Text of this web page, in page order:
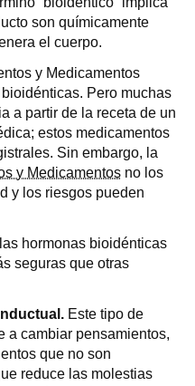
son químicamente
el cuerpo.
y Medicamentos
Pero muchas
a partir de la receta de un
estos medicamentos
Sin embargo, la
y Medicamentos no los
y los riesgos pueden
hormonas bioidénticas
seguras que otras
Este tipo de
a cambiar pensamientos,
que no son
reduce las molestias